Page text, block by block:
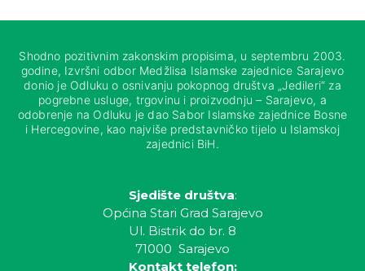
Shodno pozitivnim zakonskim propisima, u septembru 2003.
godine, Izvršni odbor Medžlisa Islamske zajednice Sarajevo
donio je Odluku o osnivanju pokopnog društva „Jedileri“ za
pogrebne usluge, trgovinu i proizvodnju – Sarajevo, a
odobrenje na Odluku je dao Sabor Islamske zajednice Bosne
i Hercegovine, kao najviše predstavničko tijelo u Islamskoj
zajednici BiH.
Sjedište društva:
Općina Stari Grad Sarajevo
Ul. Bistrik do br. 8
71000 Sarajevo
Kontakt telefon: